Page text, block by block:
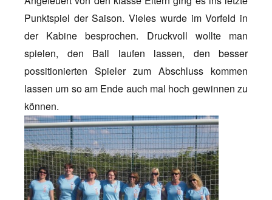
Punktspiel der Saison. Vieles wurde im Vorfeld in
der Kabine besprochen. Druckvoll wollte man
spielen, den Ball laufen lassen, den besser
possitionierten Spieler zum Abschluss kommen
lassen um so am Ende auch mal hoch gewinnen zu
können.